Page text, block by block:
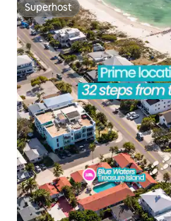
Superhost
Superhost